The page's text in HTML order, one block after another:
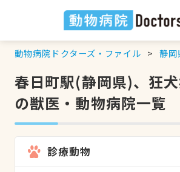
動物病院ドクターズ・ファイル 静岡
春日町駅(静岡県)、狂
の獣医・動物病院一覧
診療動物